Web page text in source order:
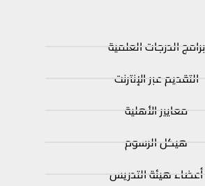
برامج الدرجات العلمية
التقديم عبر الإنترنت
معايير الأهلية
هيكل الرسوم
أعضاء هيئة التدريس